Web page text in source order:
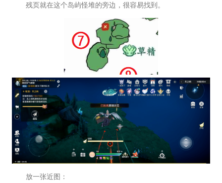
残页就在这个岛屿怪堆的旁边，很容易找到。
放一张近图：